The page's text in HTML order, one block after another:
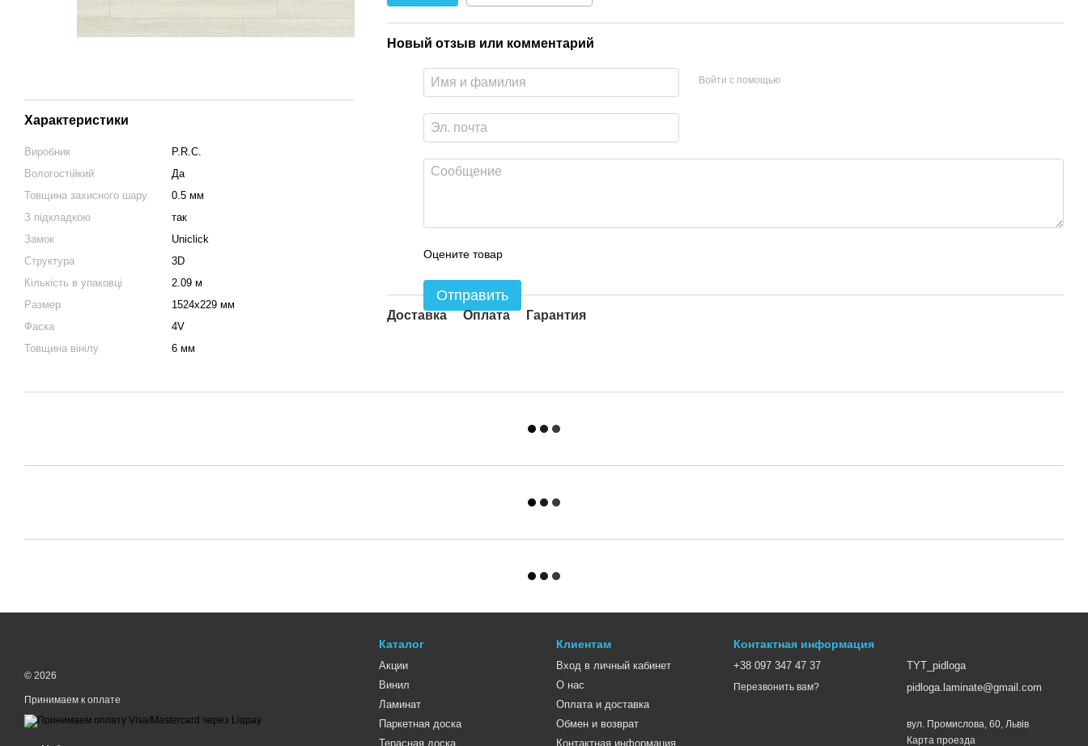
Характеристики
Виробник
P.R.C.
Вологостійкий
Да
Товщина захисного шару
0.5 мм
З підкладкою
так
Замок
Uniclick
Структура
3D
Кількість в упаковці
2.09 м
Размер
1524х229 мм
Фаска
4V
Товщина вінілу
6 мм
Новый отзыв или комментарий
Войти с помощью
Оцените товар
Отправить
Доставка Оплата Гарантия
© 2026
Принимаем к оплате
Каталог
Акции
Винил
Ламинат
Паркетная доска
Терасная доска
Клиентам
Вход в личный кабинет
О нас
Оплата и доставка
Обмен и возврат
Контактная информация
Контактная информация
+38 097 347 47 37
Перезвонить вам?
TYT_pidloga
pidloga.laminate@gmail.com
вул. Промислова, 60, Львів
Карта проезда